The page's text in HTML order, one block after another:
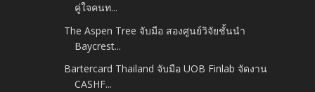
คู่ใจคนท...
The Aspen Tree จับมือ สองศูนย์วิจัยชั้นนำ
Baycrest...
Bartercard Thailand จับมือ UOB Finlab จัดงาน
CASHF...